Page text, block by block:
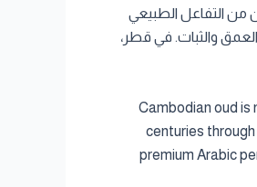
من التفاعل الطبيعي
والثبات. في قطر،
Cambodian oud is
centuries
premium Arabic